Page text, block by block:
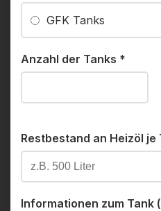
GFK Tanks
Anzahl der Tanks *
Restbestand an Heizöl je
Informationen zum Tank